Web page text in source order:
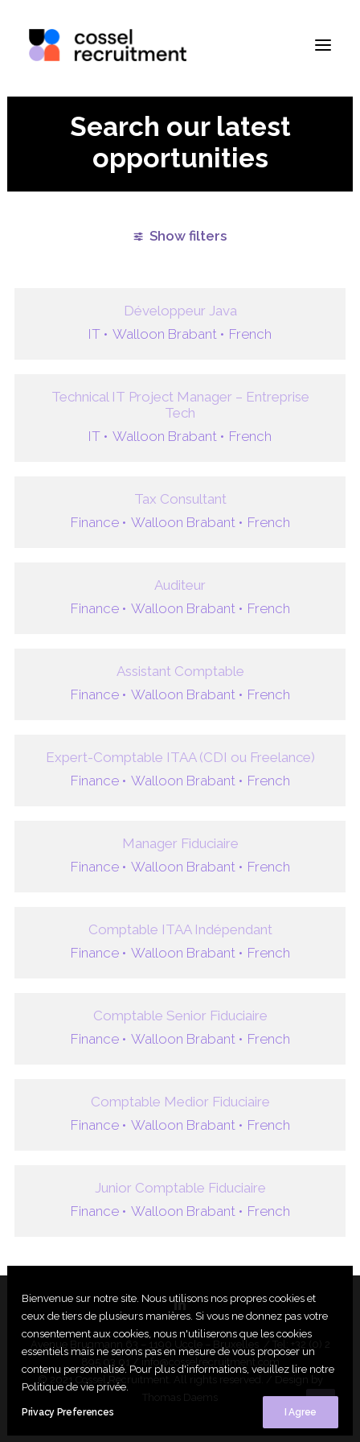
Search our latest
opportunities
Show filters
Développeur Java
IT • Walloon Brabant • French
Technical IT Project Manager – Entreprise
Tech
IT • Walloon Brabant • French
Tax Consultant
Finance • Walloon Brabant • French
Auditeur
Finance • Walloon Brabant • French
Assistant Comptable
Finance • Walloon Brabant • French
Expert-Comptable ITAA (CDI ou Freelance)
Finance • Walloon Brabant • French
Manager Fiduciaire
Finance • Walloon Brabant • French
Comptable ITAA Indépendant
Finance • Walloon Brabant • French
Comptable Senior Fiduciaire
Finance • Walloon Brabant • French
Comptable Medior Fiduciaire
Finance • Walloon Brabant • French
Junior Comptable Fiduciaire
Finance • Walloon Brabant • French
Avenue Brugmann 63 – 1190 Uccle – Bruxelles / Tel: +32 (0) 2
895 03 01 /
info@cosselrecruitment.com
© 2021 Cossel Recruitment. All rights reserved. / Design by
Thomas Daems
Bienvenue sur notre site. Nous utilisons nos propres cookies et
ceux de tiers de plusieurs manières. Si vous ne donnez pas votre
consentement aux cookies, nous n'utiliserons que les cookies
essentiels mais ne serons pas en mesure de vous proposer un
contenu personnalisé. Pour plus d'informations, veuillez lire notre
Politique de vie privée.
Privacy Preferences I Agree